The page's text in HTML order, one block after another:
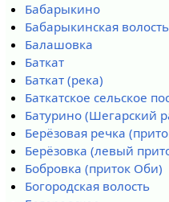
Бабарыкино
Бабарыкинская волость
Балашовка
Баткат
Баткат (река)
Баткатское сельское
Батурино (Шегарский
Берёзовая речка
Берёзовка (левый
Бобровка (приток Оби)
Богородская волость